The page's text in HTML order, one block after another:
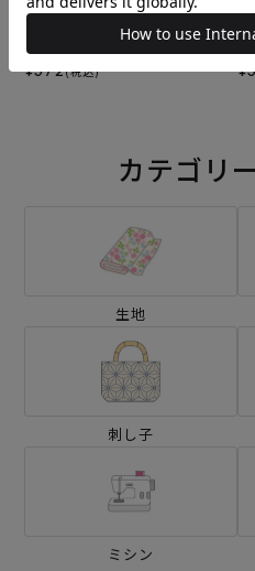
刺し子 つづき山形
¥572(税込)
カテゴリ
生地
刺し子
ミシン